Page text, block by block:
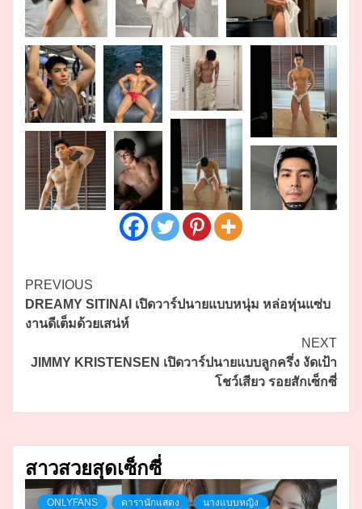
Continue
Reading
PREVIOUS
DREAMY SITINAI เปิดวาร์ปนายแบบหนุ่ม หล่อหุ่นแซ่บ
งานดีเต็มด้วยเสน่ห์
NEXT
JIMMY KRISTENSEN เปิดวาร์ปนายแบบลูกครึ่ง งัดเป้า
โชว์เสียว รอยสักเซ็กซี่
สาวสวยสุดเซ็กซี่
ONLYFANS ดารานักแสดง นางแบบหญิง